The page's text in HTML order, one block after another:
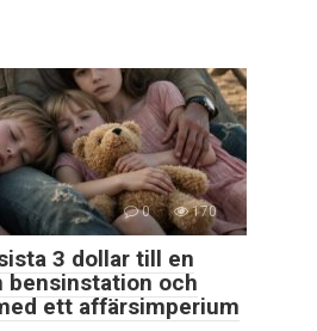
0 170
3 dollar till en
bensinstation och
ett affärsimperium